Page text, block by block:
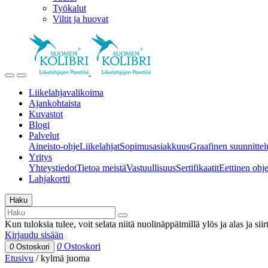
Työkalut
Viltit ja huovat
Liikelahjavalikoima
Ajankohtaista
Kuvastot
Blogi
Palvelut
Aineisto-ohjeLiikelahjatSopimusasiakkuusGraafinen
Yritys
YhteystiedotTietoa meistäVastuullisuusSertifikaatitEettinen
Lahjakortti
Haku
Kun tuloksia tulee, voit selata niitä nuolinäppäimillä ylös ja alas ja
Kirjaudu sisään
0 Ostoskori 0 Ostoskori
Etusivu /kylmä juoma